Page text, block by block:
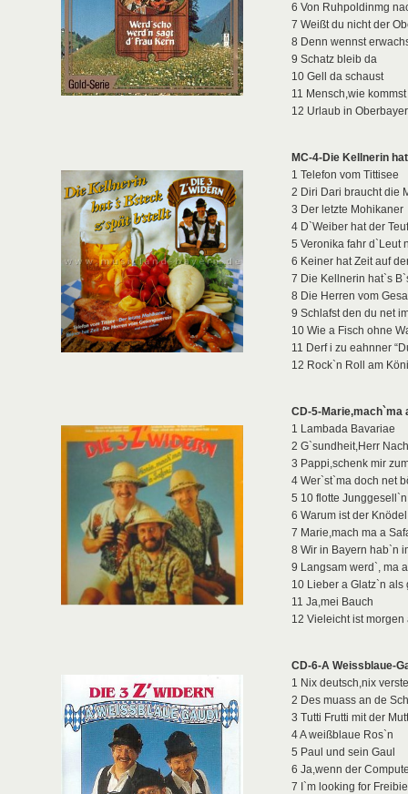
6 Von Ruhpoldinmg
7 Weißt du nicht der
8 Denn wennst
9 Schatz bleib da
10 Gell da schaust
11 Mensch,wie
12 Urlaub in
MC-4-Die Kellnerin
1 Telefon vom Tittisee
2 Diri Dari braucht die
3 Der letzte Mohikaner
4 D`Weiber hat der
5 Veronika fahr d`Leut
6 Keiner hat Zeit auf
7 Die Kellnerin hat`s
8 Die Herren vom
9 Schlafst den du net
10 Wie a Fisch ohne
11 Derf i zu eahnner
12 Rock`n Roll am
CD-5-Marie,mach`ma
1 Lambada Bavariae
2 G`sundheit,Herr
3 Pappi,schenk mir
4 Wer`st`ma doch net
5 10 flotte Junggesell`n
6 Warum ist der
7 Marie,mach ma a
8 Wir in Bayern hab`n
9 Langsam werd`, ma
10 Lieber a Glatz`n als
11 Ja,mei Bauch
12 Vieleicht ist
CD-6-A Weissblaue-
1 Nix deutsch,nix
2 Des muass an de
3 Tutti Frutti mit der
4 A weißblaue Ros`n
5 Paul und sein Gaul
6 Ja,wenn der
7 I`m looking for